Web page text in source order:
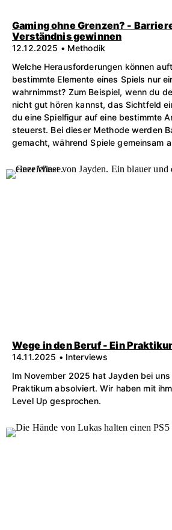
Gaming ohne Grenzen? -
Verständnis gewinnen
12.12.2025 • Methodik
Welche Herausforderungen können
bestimmte Elemente eines Spiels nur
wahrnimmst? Zum Beispiel, wenn du
nicht gut hören kannst, das Sichtfeld
du eine Spielfigur auf eine bestimmte
steuerst. Bei dieser Methode werden
gemacht, während Spiele gemeinsam
Wege in den Beruf - Ein
14.11.2025 • Interviews
Im November 2025 hat Jayden bei
Praktikum absolviert. Wir haben mit
Level Up gesprochen.